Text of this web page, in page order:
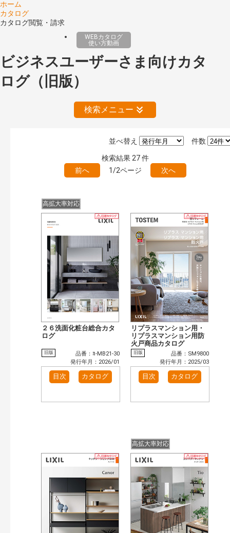
ホーム
カタログ
カタログ閲覧・請求
WEBカタログ
使い方動画
ビジネスユーザーさま向けカタ
ログ（旧版）
検索メニュー
旧版（WEBカタログ）
キーワード検索（あいまい）
施工イメージ・アイデア集（32）
リフォームおすすめ（27）
カテゴリー
窓・シャッター（9）
玄関ドア・引戸（5）
インテリア建材（2）
キッチン（4）
浴室（6）
洗面化粧室（1）
開始年:
終了年:
検索
件数
並べ替え
検索結果 27件
前へ
1/2ページ 次へ
高拡大率対応
２６洗面化粧台総合カタ
ログ
旧版
品番：ﾖ-MB21-30
発行年月：2026/01
目次 カタログ
リプラスマンション用・
リプラスマンション用防
火戸商品カタログ
旧版
品番：SM9800
発行年月：2025/03
目次 カタログ
高拡大率対応